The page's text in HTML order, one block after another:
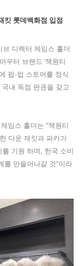
킷 롯데백화점 입점
디렉터 제임스 홀더
우터 브랜드 ‘잭원티
팝-업 스토어를 정식
내 독점 판권을 갖고
임스 홀더는 “잭원티
다운 재킷과 파카가
기원 하며, 한국 소비
를 만들어나갈 것”이라